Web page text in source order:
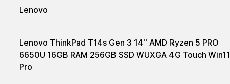
Lenovo
Lenovo ThinkPad T14s Gen 3 14'' AMD Ryzen 5 PRO
6650U 16GB RAM 256GB SSD WUXGA 4G Touch Win11
Pro